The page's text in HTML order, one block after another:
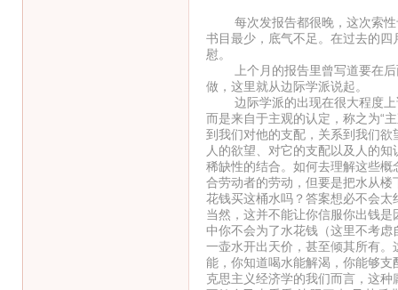
每次发报告都很晚，这次索性
书目最少，底气不足。在过去的
慰。
上个月的报告里曾写道要在后
做，这里就从边际学派说起。
边际学派的出现在很大程度上
而是来自于主观的认定，称之为“
到我们对他的支配，关系到我们
人的欲望、对它的支配以及人的
稀缺性的结合。如何去理解这些
合劳动者的劳动，但要是把水从
花钱买这桶水吗？答案想必不会
当然，这并不能让你信服你出钱
中你不会为了水花钱（这里不考
一壶水开出天价，甚至倾其所有
能，你知道喝水能解渴，你能够
克思主义经济学的我们而言，这